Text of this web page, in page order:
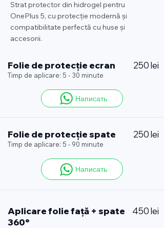
Strat protector din hidrogel pentru
OnePlus 5, cu protecție modernă și
compatibilitate perfectă cu huse și
accesorii.
Folie de protecție ecran 250 lei
Timp de aplicare: 5 - 30 minute
Написать
Folie de protecție spate 250 lei
Timp de aplicare: 5 - 90 minute
Написать
Aplicare folie față + spate
360°
450 lei